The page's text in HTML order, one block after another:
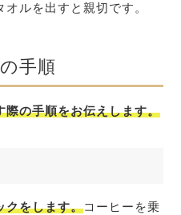
ルを出すと親切です。
手順
際の手順をお伝えします。
クをします。コーヒーを乗